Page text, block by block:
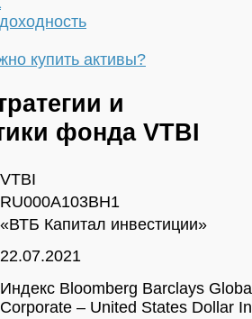
купить активы?
и
фонда VTBI
VTBI
RU000A103BH1
«ВТБ Капитал инвестиции»
22.07.2021
Индекс Bloomberg Barclays
Corporate – United States Dollar